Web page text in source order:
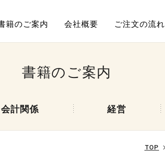
籍のご案内 会社概要 ご注文の流れ
書籍のご案内
会計関係 経営
TOP